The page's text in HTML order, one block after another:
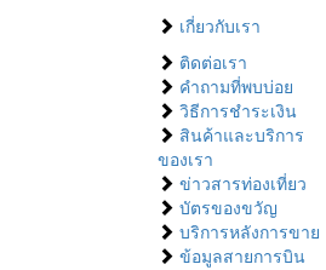
เกี่ยวกับเรา
ติดต่อเรา
คำถามที่พบบ่อย
วิธีการชำระเงิน
สินค้าและบริการ
ของเรา
ข่าวสารท่องเที่ยว
บัตรของขวัญ
บริการหลังการขาย
ข้อมูลสายการบิน